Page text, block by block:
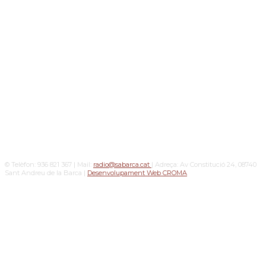
© Telèfon: 936 821 367 | Mail: radio@sabarca.cat | Adreça: Av Constitució 24, 08740
Sant Andreu de la Barca | Desenvolupament Web CROMA